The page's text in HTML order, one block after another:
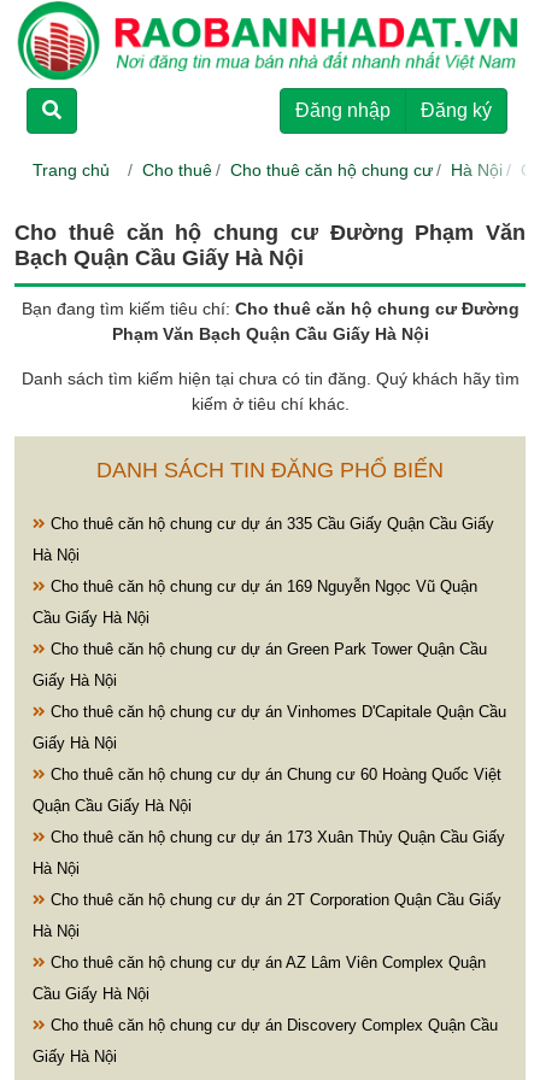
Đăng nhập Đăng ký
Trang chủ Cho thuê Cho thuê căn hộ chung cư Hà Nội
Cho thuê căn hộ chung cư Đường Phạm Văn
Bạch Quận Cầu Giấy Hà Nội
Bạn đang tìm kiếm tiêu chí: Cho thuê căn hộ chung cư Đường
Phạm Văn Bạch Quận Cầu Giấy Hà Nội
Danh sách tìm kiếm hiện tại chưa có tin đăng. Quý khách hãy tìm
kiếm ở tiêu chí khác.
DANH SÁCH TIN ĐĂNG PHỔ BIẾN
Cho thuê căn hộ chung cư dự án 335 Cầu Giấy Quận Cầu Giấy
Hà Nội
Cho thuê căn hộ chung cư dự án 169 Nguyễn Ngọc Vũ Quận
Cầu Giấy Hà Nội
Cho thuê căn hộ chung cư dự án Green Park Tower Quận Cầu
Giấy Hà Nội
Cho thuê căn hộ chung cư dự án Vinhomes D'Capitale Quận Cầu
Giấy Hà Nội
Cho thuê căn hộ chung cư dự án Chung cư 60 Hoàng Quốc Việt
Quận Cầu Giấy Hà Nội
Cho thuê căn hộ chung cư dự án 173 Xuân Thủy Quận Cầu Giấy
Hà Nội
Cho thuê căn hộ chung cư dự án 2T Corporation Quận Cầu Giấy
Hà Nội
Cho thuê căn hộ chung cư dự án AZ Lâm Viên Complex Quận
Cầu Giấy Hà Nội
Cho thuê căn hộ chung cư dự án Discovery Complex Quận Cầu
Giấy Hà Nội
TRANG CHỦ
CHO THUÊ
LIÊN HỆ